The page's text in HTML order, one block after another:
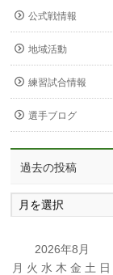
公式戦情報
地域活動
練習試合情報
選手ブログ
過去の投稿
過
去
2026年8月
月 火 水 木 金 土 日